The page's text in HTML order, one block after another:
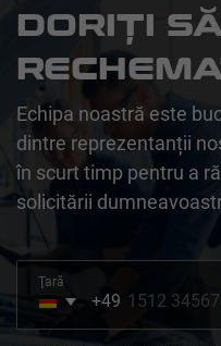
DORIȚI
Echipa noastră este
dintre reprezentanții
în scurt timp pentru a
solicitării
Ţară
Germany
+49
+49